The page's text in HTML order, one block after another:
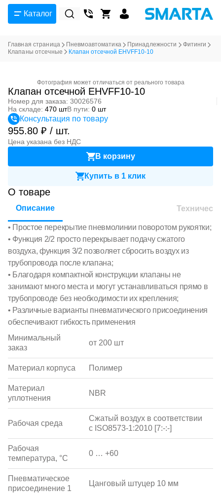
Каталог
Главная страница Пневмоавтоматика Принадлежности
Фитинги
Клапаны отсечные
Клапан отсечной EHVFF10-10
Фотография может отличаться от реального товара
Клапан отсечной EHVFF10-10
Номер для заказа: 30026576
На складе: 470 штВ пути: 0 шт
Консультация по товару
955.80 ₽ / шт.
Цена указана без НДС
В корзину
Купить в 1 клик
О товаре
Описание
• Простое перекрытие пневмолинии поворотом рукоятки;
• Функция 2/2 просто перекрывает подачу сжатого
воздуха, функция 3/2 позволяет сбросить воздух из
трубопровода после клапана;
• Благодаря компактной конструкции клапаны не
занимают много места и могут устанавливаться прямо в
трубопроводе без необходимости их крепления;
• Различные варианты пневматического присоединения
обеспечивают гибкость применения
Минимальный
заказ
от 200 шт
Материал корпуса Полимер
Материал
уплотнения
NBR
Рабочая среда
Сжатый воздух в соответствии
с ISO8573-1:2010 [7:-:-]
Рабочая
температура, °С
0 … +60
Пневматическое
присоединение 1
Цанговый штуцер 10 мм